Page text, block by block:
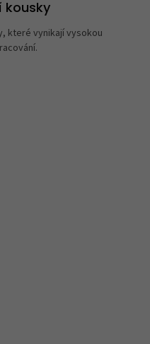
kousky
které vynikají vysokou